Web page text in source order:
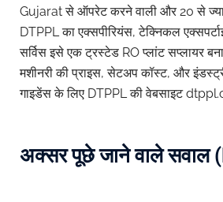
Gujarat से ऑपरेट करने वाली और 20 से
DTPPL का एक्सपीरियंस, टेक्निकल
सर्विस इसे एक ट्रस्टेड RO प्लांट सप्लायर
मशीनरी की प्राइस, सेटअप कॉस्ट, और
गाइडेंस के लिए DTPPL की वेबसाइट
अक्सरपूछेजानेवालेसवाल